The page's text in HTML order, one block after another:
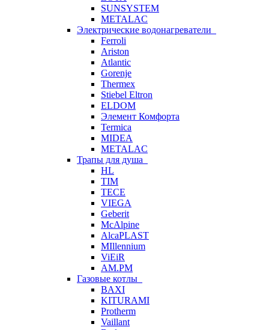
SUNSYSTEM
METALAC
Электрические водонагреватели
Ferroli
Ariston
Atlantic
Gorenje
Thermex
Stiebel Eltron
ELDOM
Элемент Комфорта
Termica
MIDEA
METALAC
Трапы для душа
HL
TIM
TECE
VIEGA
Geberit
McAlpine
AlcaPLAST
MIllennium
ViEiR
AM.PM
Газовые котлы
BAXI
KITURAMI
Protherm
Vaillant